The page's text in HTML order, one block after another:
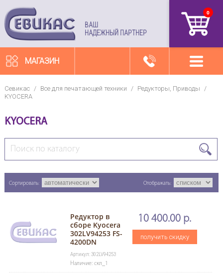
ВАШ
НАДЕЖНЫЙ ПАРТНЕР
0
МАГАЗИН
Севикас / Все для печатающей техники / Редукторы, Приводы /
KYOCERA
KYOCERA
Сортировать: Отображать:
Редуктор в
сборе Kyocera
302LV94253 FS-
4200DN
Артикул: 302LV94253
Наличие: скл_1
10 400.00 р.
получить скидку